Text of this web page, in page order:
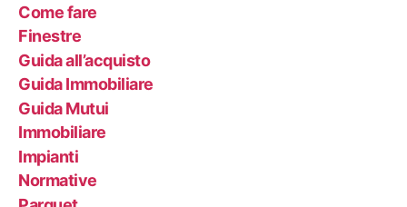
Come fare
Finestre
Guida all’acquisto
Guida Immobiliare
Guida Mutui
Immobiliare
Impianti
Normative